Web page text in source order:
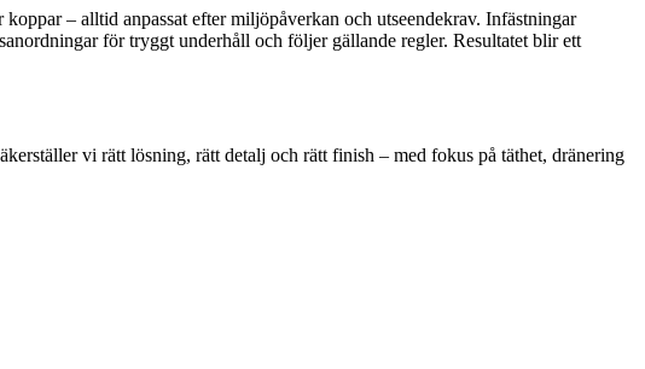
– alltid anpassat efter miljöpåverkan och utseendekrav. Infästningar
för tryggt underhåll och följer gällande regler. Resultatet blir ett
vi rätt lösning, rätt detalj och rätt finish – med fokus på täthet, dränering